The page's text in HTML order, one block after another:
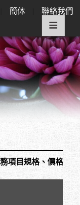
簡体 聯絡我們
項目規格、價格